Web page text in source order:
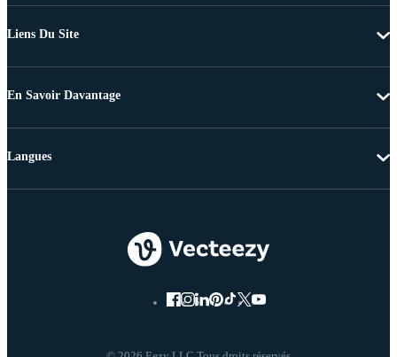
Liens Du Site
En Savoir Davantage
Langues